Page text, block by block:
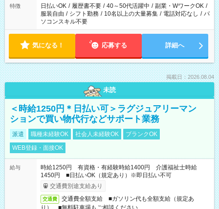
特徴 日払いOK / 履歴書不要 / 40～50代活躍中 / 副業・WワークOK /
服装自由 / シフト勤務 / 10名以上の大量募集 / 電話対応なし / パ
ソコンスキル不要
気になる！ 応募する 詳細へ
掲載日：2026.08.04
未読
＜時給1250円＊日払い可＞ラグジュアリーマン
ションで買い物代行などサポート業務
派遣 職種未経験OK 社会人未経験OK
ブランクOK
WEB登録・面接OK
給与
時給1250円 有資格・有経験時給1400円 介護福祉士時給
1450円 ■日払いOK（規定あり）※即日払い不可
交通費別途支給あり
交通費
交通費全額支給 ■ガソリン代も全額支給（規定あ
り） ■無料駐車場もご相談ください